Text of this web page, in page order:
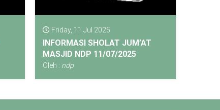
Friday, 11 Jul 2025
INFORMASI SHOLAT JUM’AT
MASJID NDP 11/07/2025
Oleh : ndp